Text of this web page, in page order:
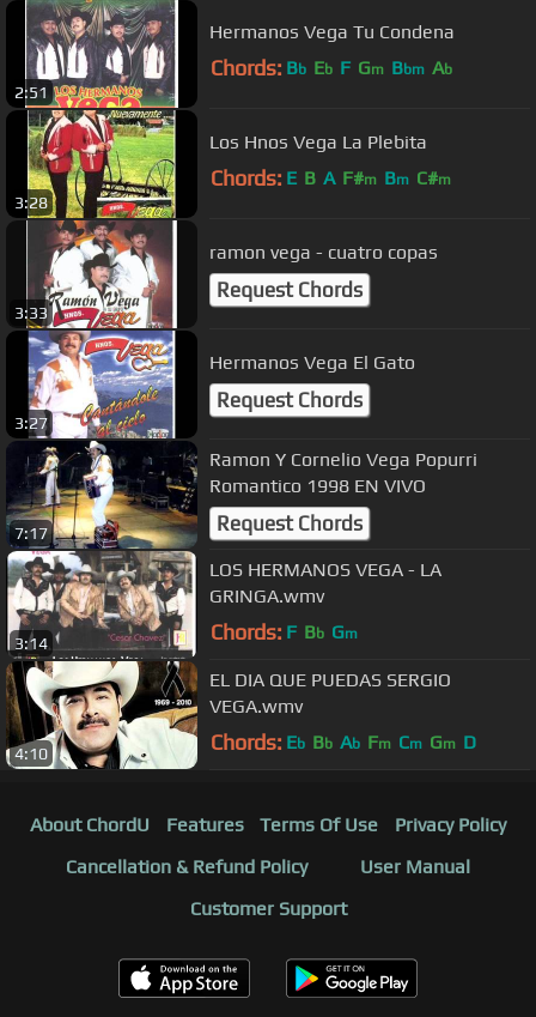
2:51
Hermanos Vega Tu Condena
Chords: Bb Eb F Gm Bbm Ab
3:28
Los Hnos Vega La Plebita
Chords: E B A F#m Bm C#m
3:33
ramon vega - cuatro copas
Request Chords
3:27
Hermanos Vega El Gato
Request Chords
7:17
Ramon Y Cornelio Vega Popurri
Romantico 1998 EN VIVO
Request Chords
3:14
LOS HERMANOS VEGA - LA
GRINGA.wmv
Chords: F Bb Gm
4:10
EL DIA QUE PUEDAS SERGIO
VEGA.wmv
Chords: Eb Bb Ab Fm Cm Gm D
About ChordU Features Terms Of Use
Privacy Policy
Cancellation & Refund Policy
User Manual
Customer Support